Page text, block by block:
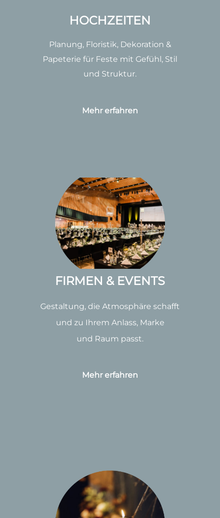
HOCHZEITEN
Planung, Floristik, Dekoration &
Papeterie für Feste mit Gefühl, Stil
und Struktur.
Mehr erfahren
FIRMEN & EVENTS
Gestaltung, die Atmosphäre schafft
und zu Ihrem Anlass, Marke
und Raum passt.
Mehr erfahren